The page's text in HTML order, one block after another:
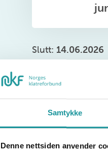
Samtykke
Denne nettsiden anvender
Slutt: 14.06.2026
Bli med på årets
Norgesleker er
slett full pakke!